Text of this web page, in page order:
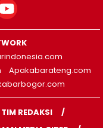
Apakabarateng.com
TIM REDAKSI